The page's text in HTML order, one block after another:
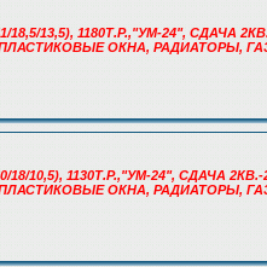
13,5), 1180Т.Р.,"УМ-24", СДАЧА
ОКНА, РАДИАТОРЫ,
1130Т.Р.,"УМ-24", СДАЧА 2КВ.-
ОКНА, РАДИАТОРЫ,